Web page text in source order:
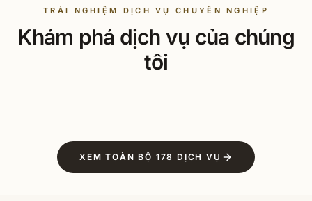
TRẢI NGHIỆM DỊCH VỤ CHUYÊN NGHIỆP
Khám phá dịch vụ của chúng
tôi
CẮT TÓC
Tạo kiểu theo dáng mặt, xu hướng Hàn-Nhật, tư vấn
kỹ trước khi cắt.
XEM TOÀN BỘ 178DỊCH VỤ